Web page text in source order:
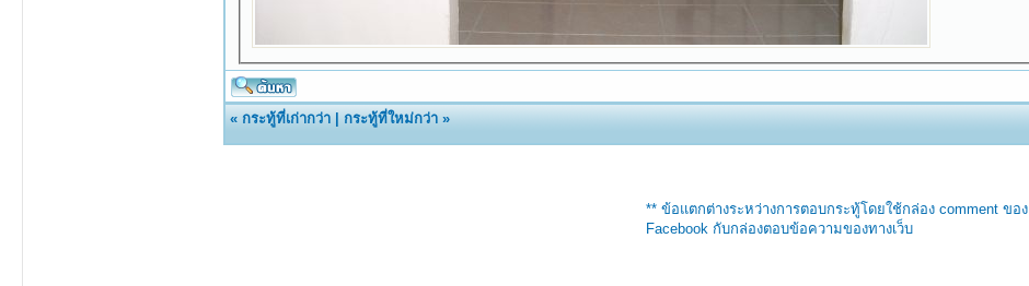
«กระทู้ที่เก่ากว่า |กระทู้ที่ใหม่กว่า »
** ข้อแตกต่างระหว่างการตอบกระทู้โดยใช้กล่อง comment ของ
Facebook กับกล่องตอบข้อความของทางเว็บ